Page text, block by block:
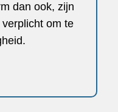
dan ook, zijn
om te